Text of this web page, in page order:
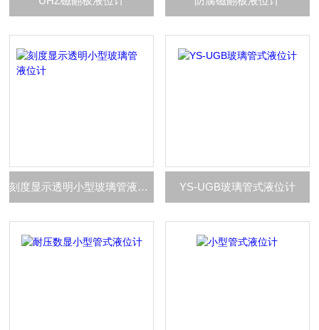
刻度显示透明小型玻璃管液位计 YS-UGB玻璃管式液位计